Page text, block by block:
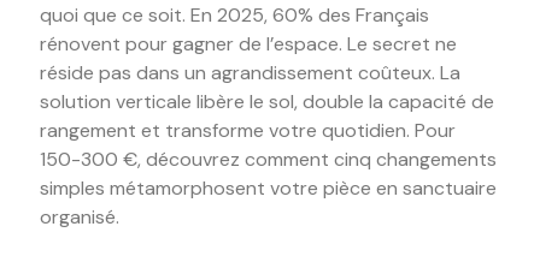
quoi que ce soit. En 2025, 60% des Français
rénovent pour gagner de l’espace. Le secret ne
réside pas dans un agrandissement coûteux. La
solution verticale libère le sol, double la capacité de
rangement et transforme votre quotidien. Pour
150-300 €, découvrez comment cinq changements
simples métamorphosent votre pièce en sanctuaire
organisé.